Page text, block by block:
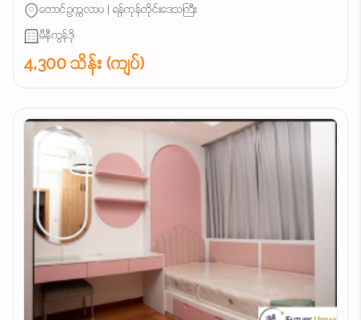
တောင်ဥက္ကလာပ | ရန်ကုန်တိုင်းဒေသကြီး
မီနီကွန်ဒို
4,300 သိန်း (ကျပ်)